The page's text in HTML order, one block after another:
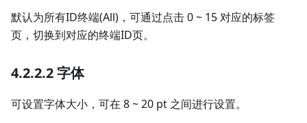
默认为所有ID终端(All)，可通过点击 0 ~ 15 对应的标签
页，切换到对应的终端ID页。
4.2.2.2 字体
可设置字体大小，可在 8 ~ 20 pt 之间进行设置。